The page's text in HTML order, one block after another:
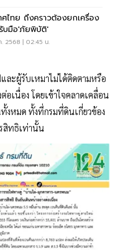
ศไทย ถึงคราวต้องยกเครื่อง
บมือ'ภัยพิบัติ'
. 2568 | 02:45 น.
ะผู้รับเหมาไม่ได้ติดตามหรือ
อเนื่อง โดยเข้าใจคลาดเคลื่อน
งหมด ทั้งที่กรมที่ดินเกี่ยวข้อง
สิทธิเท่านั้น